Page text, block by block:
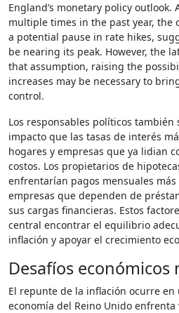
England’s monetary policy
multiple times in the past year, the
a potential pause in rate hikes,
be nearing its peak. However, the
that assumption, raising the
increases may be necessary to
control.
Los responsables políticos también
impacto que las tasas de interés
hogares y empresas que ya lidian
costos. Los propietarios de
enfrentarían pagos mensuales
empresas que dependen de
sus cargas financieras. Estos
central encontrar el equilibrio
inflación y apoyar el crecimiento
Desafíos económicos
El repunte de la inflación ocurre
economía del Reino Unido